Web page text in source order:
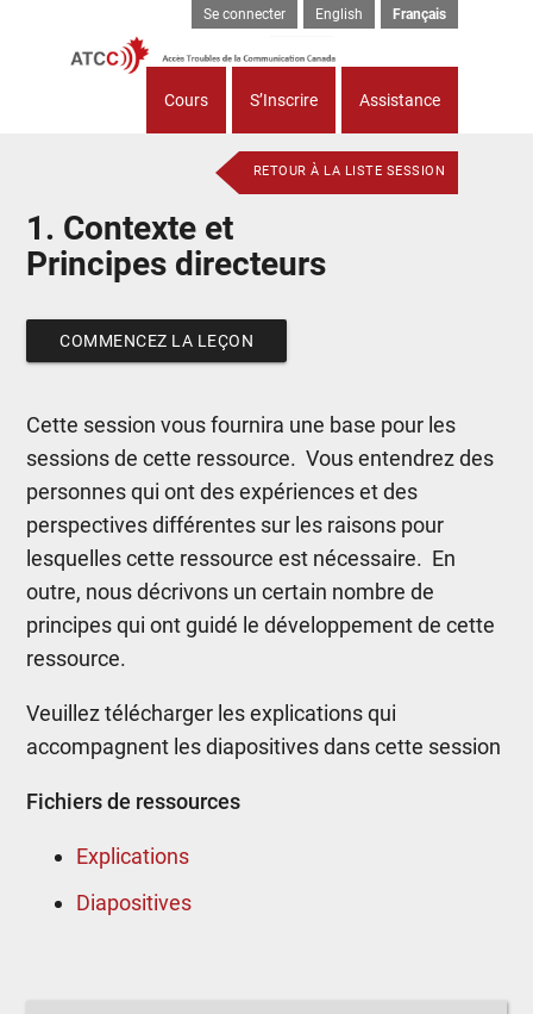
Cours S’Inscrire Assistance
Se connecter English Français
RETOUR À LA LISTE SESSION
1. Contexte et
Principes directeurs
COMMENCEZ LA LEÇON
Cette session vous fournira une base pour les
sessions de cette ressource. Vous entendrez des
personnes qui ont des expériences et des
perspectives différentes sur les raisons pour
lesquelles cette ressource est nécessaire. En
outre, nous décrivons un certain nombre de
principes qui ont guidé le développement de cette
ressource.
Veuillez télécharger les explications qui
accompagnent les diapositives dans cette session
Fichiers de ressources
Explications
Diapositives